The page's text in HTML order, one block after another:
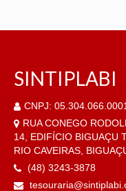
SINTIPLABI
CNPJ:
RUA CONEGO
14, EDIFÍCIO BIGUAÇU
RIO CAVEIRAS,
(48) 3243-3878